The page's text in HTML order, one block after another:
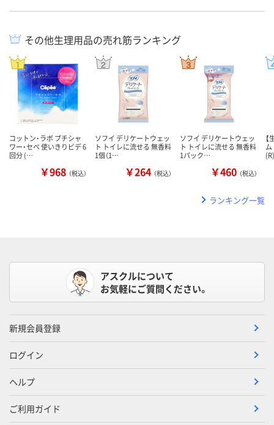
その他生理用品の売れ筋ランキング
コットン・ラボ プチシャ
ワー・セペ 使いきりビデ 6
回分 (…
￥968 （税込）
ソフイ デリケートウェッ
ト トイレに流せる 無香料
1個（1…
￥264 （税込）
ソフイ デリケートウェッ
ト トイレに流せる 無香料
1パック…
￥460 （税込）
【
ランキング一覧
アスクルについて
お気軽にご質問ください。
新規会員登録
ログイン
ヘルプ
ご利用ガイド